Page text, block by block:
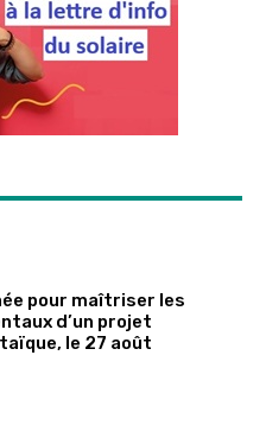
pour maîtriser les
d’un projet
le 27 août